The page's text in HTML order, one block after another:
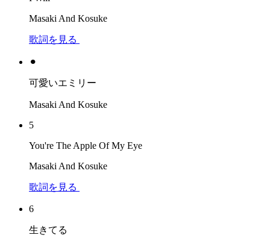
Masaki And Kosuke
歌詞を見る
⚫︎
可愛いエミリー
Masaki And Kosuke
5
You're The Apple Of My Eye
Masaki And Kosuke
歌詞を見る
6
生きてる